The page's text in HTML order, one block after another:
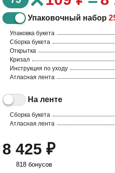
Упаковочный набор
Упаковка букета
Сборка букета
Открытка
Кризал
Инструкция по уходу
Атласная лента
На ленте
Сборка букета
Атласная лента
8 425 ₽
818 бонусов